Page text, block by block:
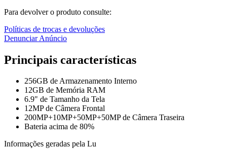
Para devolver o produto consulte:
Políticas de trocas e devoluções
Denunciar Anúncio
Principais características
256GB de Armazenamento Interno
12GB de Memória RAM
6.9" de Tamanho da Tela
12MP de Câmera Frontal
200MP+10MP+50MP+50MP de Câmera Traseira
Bateria acima de 80%
Informações geradas pela Lu